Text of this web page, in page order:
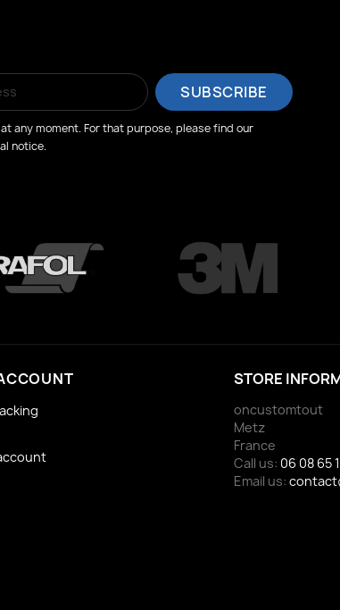
any moment. For that purpose, please find our
notice.
STORE
oncustomtout
Metz
France
Call us: 06 08 65
Email us: